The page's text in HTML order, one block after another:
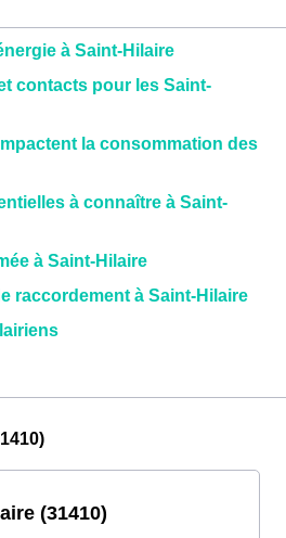
à Saint-Hilaire
contacts pour les Saint-
la consommation des
à connaître à Saint-
à Saint-Hilaire
raccordement à Saint-Hilaire
(31410)